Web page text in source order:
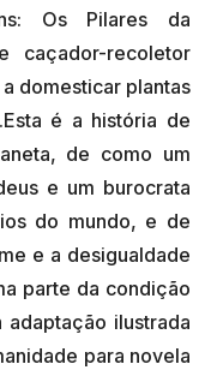
Os Pilares da
caçador-recoletor
domesticar plantas
é a história de
de como um
e um burocrata
do mundo, e de
e a desigualdade
parte da condição
adaptação ilustrada
para novela